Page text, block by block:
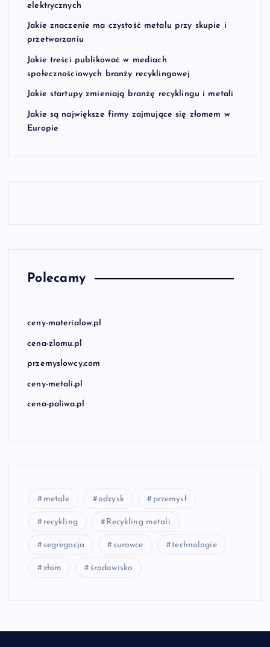
elektrycznych
Jakie znaczenie ma czystość metalu przy skupie i
przetwarzaniu
Jakie treści publikować w mediach
społecznościowych branży recyklingowej
Jakie startupy zmieniają branżę recyklingu i metali
Jakie są największe firmy zajmujące się złomem w
Europie
Polecamy
ceny-materialow.pl
cena-zlomu.pl
przemyslowcy.com
ceny-metali.pl
cena-paliwa.pl
metale odzysk przemysł
recykling Recykling metali
segregacja surowce technologie
złom środowisko